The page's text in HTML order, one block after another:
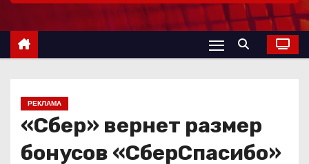
р
РЕКЛАМА
«Сбер» вернет размер
бонусов «СберСпасибо»